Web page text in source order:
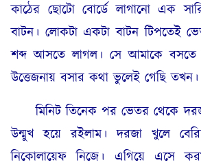
কাঠের ছোটো বোর্ডে লাগানো এক
বাটন। লোকটা একটা বাটন টিপতেই
শব্দ আসতে লাগল। সে আমাকে বসতে
উত্তেজনায় বসার কথা ভুলেই গেছি তখন।
মিনিট তিনেক পর ভেতর থেকে
উন্মুখ হয়ে রইলাম। দরজা খুলে
নিকোলায়েফ নিজে। এগিয়ে এসে